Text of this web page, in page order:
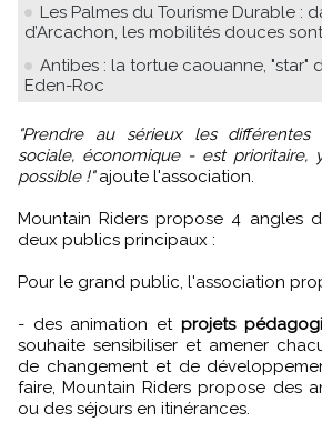
Les Palmes du Tourisme Durable :
d’Arcachon, les mobilités douces
Antibes : la tortue caouanne, "star"
Eden-Roc
"Prendre au sérieux les différentes crises - climatique,
sociale, économique - est prioritaire,
possible !"ajoute l'association.
Mountain Riders propose 4 angles
deux publics principaux :
Pour le grand public, l'association
- des animation et projets
souhaite sensibiliser et amener
de changement et de
faire, Mountain Riders propose des
ou des séjours en itinérances.